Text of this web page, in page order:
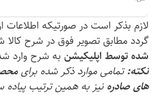
لازم بذکر است در صورتیکه
گردد مطابق تصویر فوق در شرح کالا
شده توسط اپلیکیشن به شرح وارد
نکته:تمامی موارد ذکر شده برای
های صادرهنیز به همین ترتیب